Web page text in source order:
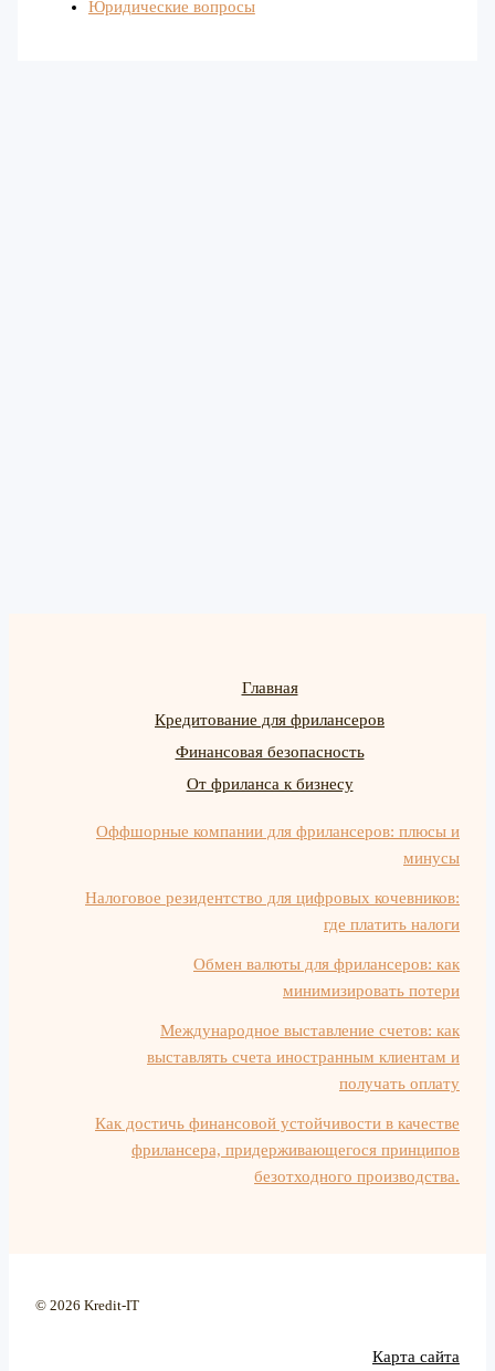
Юридические вопросы
Главная
Кредитование для фрилансеров
Финансовая безопасность
От фриланса к бизнесу
Оффшорные компании для фрилансеров: плюсы и
минусы
Налоговое резидентство для цифровых кочевников:
где платить налоги
Обмен валюты для фрилансеров: как
минимизировать потери
Международное выставление счетов: как
выставлять счета иностранным клиентам и
получать оплату
Как достичь финансовой устойчивости в качестве
фрилансера, придерживающегося принципов
безотходного производства.
© 2026 Kredit-IT
Карта сайта